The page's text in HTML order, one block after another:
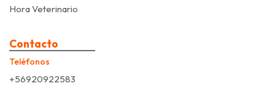
Hora Veterinario
Contacto
Teléfonos
+56920922583